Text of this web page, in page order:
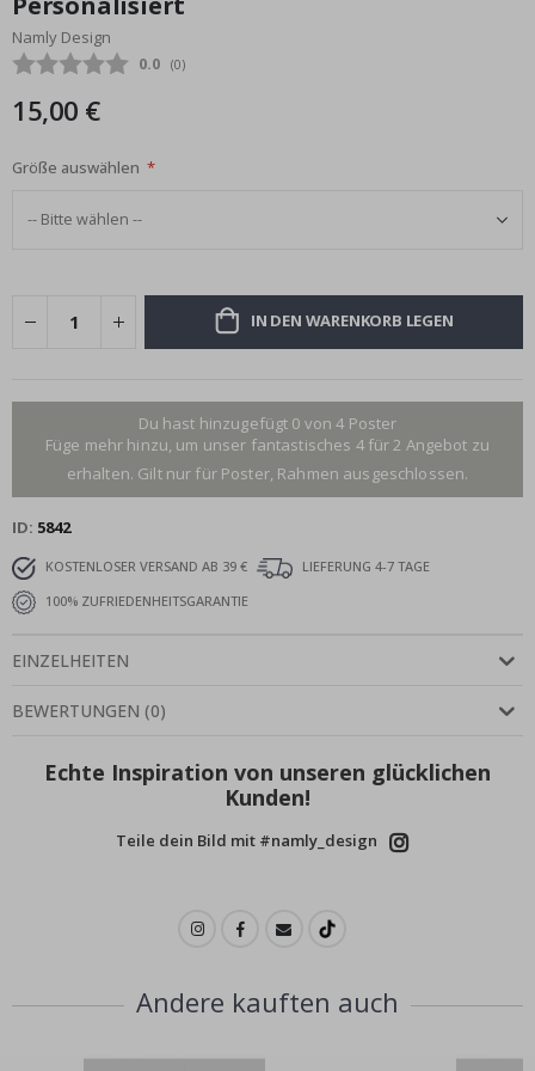
Bildgalerie
springen
Namly Design
Durchschnittliche Bewertung:
0.0 (abgegebene bewertungen:
0)
15,00 €
Größe auswählen
IN DEN WARENKORB LEGEN
Du hast hinzugefügt 0 von 4 Poster
Füge mehr hinzu, um unser fantastisches 4 für 2 Angebot zu
erhalten. Gilt nur für Poster, Rahmen ausgeschlossen.
ID 5842
KOSTENLOSER VERSAND AB 39 €
LIEFERUNG 4-7 TAGE
100% ZUFRIEDENHEITSGARANTIE
EINZELHEITEN
BEWERTUNGEN (0)
Echte Inspiration von unseren glücklichen
Kunden!
Teile dein Bild mit #namly_design
Andere kauften auch